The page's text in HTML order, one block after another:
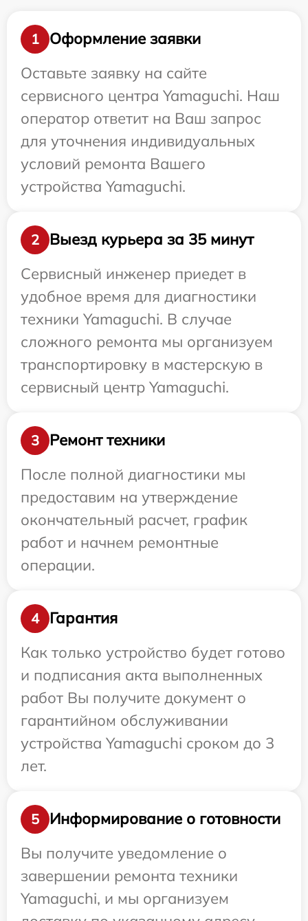
1
Оформление заявки
Оставьте заявку на сайте
сервисного центра Yamaguchi. Наш
оператор ответит на Ваш запрос
для уточнения индивидуальных
условий ремонта Вашего
устройства Yamaguchi.
2
Выезд курьера за 35 минут
Сервисный инженер приедет в
удобное время для диагностики
техники Yamaguchi. В случае
сложного ремонта мы организуем
транспортировку в мастерскую в
сервисный центр Yamaguchi.
3
Ремонт техники
После полной диагностики мы
предоставим на утверждение
окончательный расчет, график
работ и начнем ремонтные
операции.
4
Гарантия
Как только устройство будет готово
и подписания акта выполненных
работ Вы получите документ о
гарантийном обслуживании
устройства Yamaguchi сроком до 3
лет.
5
Информирование о готовности
Вы получите уведомление о
завершении ремонта техники
Yamaguchi, и мы организуем